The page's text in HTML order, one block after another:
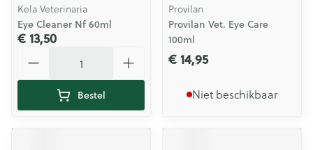
Kela Veterinaria
Eye Cleaner Nf 60ml
€ 13,50
Bestel
Provilan
Provilan Vet. Eye Care
100ml
€ 14,95
Niet beschikbaar